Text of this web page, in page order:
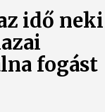
idő neki
fogást